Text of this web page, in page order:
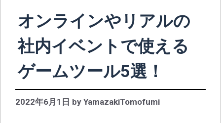
オンラインやリアルの
社内イベントで使える
ゲームツール5選！
2022年6月1日 by YamazakiTomofumi